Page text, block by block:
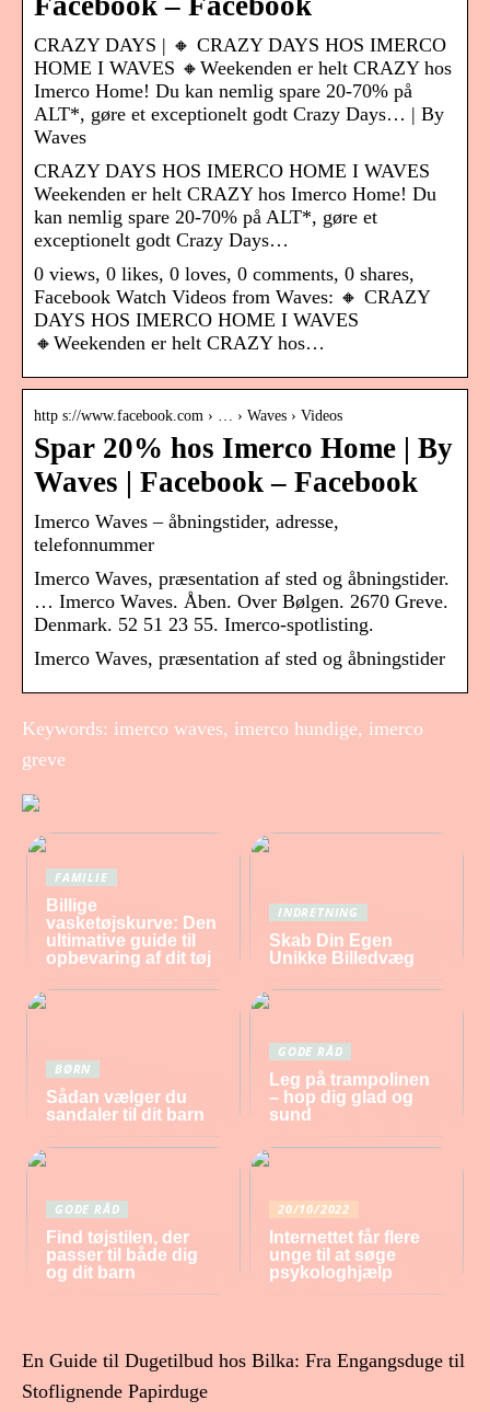
CRAZY DAYS | 🔸 CRAZY DAYS HOS IMERCO
HOME I WAVES 🔸Weekenden er helt CRAZY hos
Imerco Home! Du kan nemlig spare 20-70% på
ALT*, gøre et exceptionelt godt Crazy Days… | By
Waves
CRAZY DAYS HOS IMERCO HOME I WAVES
Weekenden er helt CRAZY hos Imerco Home! Du
kan nemlig spare 20-70% på ALT*, gøre et
exceptionelt godt Crazy Days…
0 views, 0 likes, 0 loves, 0 comments, 0 shares,
Facebook Watch Videos from Waves: 🔸 CRAZY
DAYS HOS IMERCO HOME I WAVES
🔸Weekenden er helt CRAZY hos…
http s://www.facebook.com › … › Waves › Videos
Spar 20% hos Imerco Home | By
Waves | Facebook – Facebook
Imerco Waves – åbningstider, adresse,
telefonnummer
Imerco Waves, præsentation af sted og åbningstider.
… Imerco Waves. Åben. Over Bølgen. 2670 Greve.
Denmark. 52 51 23 55. Imerco-spotlisting.
Imerco Waves, præsentation af sted og åbningstider
Keywords: imerco waves, imerco hundige, imerco
greve
FAMILIE
Billige
vasketøjskurve: Den
ultimative guide til
opbevaring af dit tøj
INDRETNING
Skab Din Egen
Unikke Billedvæg
BØRN
Sådan vælger du
sandaler til dit barn
GODE RÅD
Leg på trampolinen
– hop dig glad og
sund
GODE RÅD
Find tøjstilen, der
passer til både dig
og dit barn
20/10/2022
Internettet får flere
unge til at søge
psykologhjælp
En Guide til Dugetilbud hos Bilka: Fra Engangsduge til
Stoflignende Papirduge